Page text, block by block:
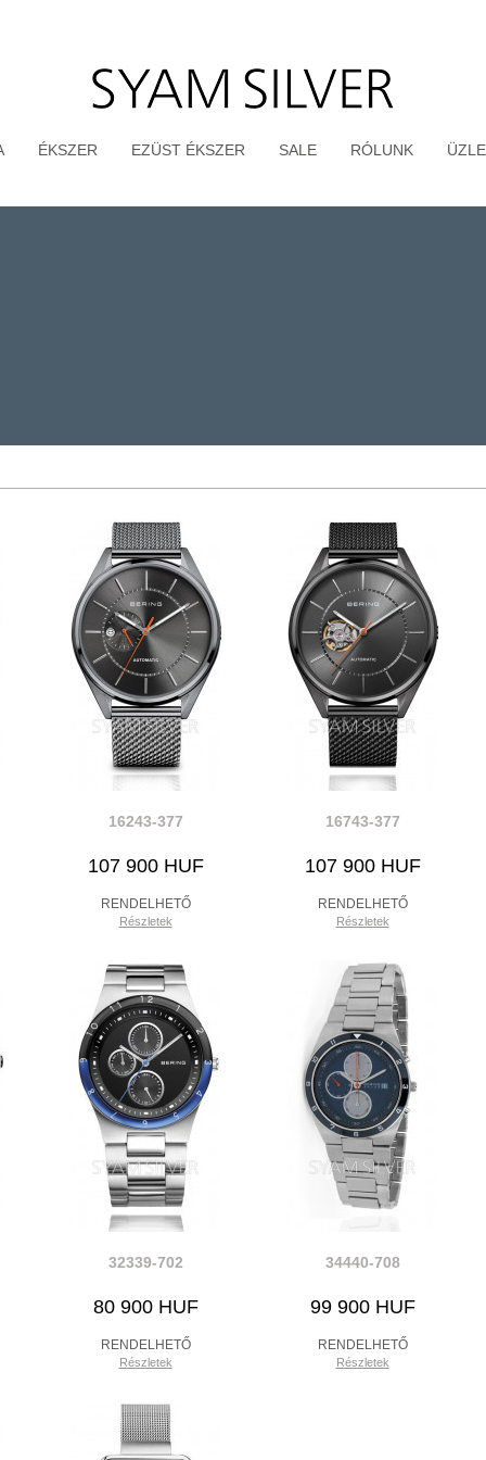
ÉKSZER EZÜST ÉKSZER SALE RÓLUNK
16243-377
107 900 HUF
RENDELHETŐ
Részletek
16743-377
107 900 HUF
RENDELHETŐ
Részletek
32339-702
80 900 HUF
RENDELHETŐ
Részletek
34440-708
99 900 HUF
RENDELHETŐ
Részletek